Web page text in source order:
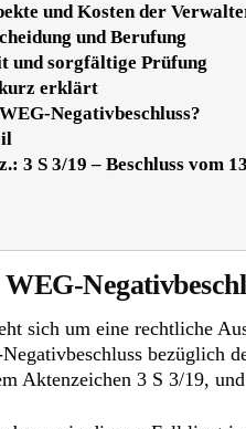
und Kosten der
und Berufung
und sorgfältige Prüfung
erklärt
Negativbeschluss?
3 S 3/19 – Beschluss vom
WEG-
sich um eine rechtliche
bezüglich
Aktenzeichen 3 S 3/19,